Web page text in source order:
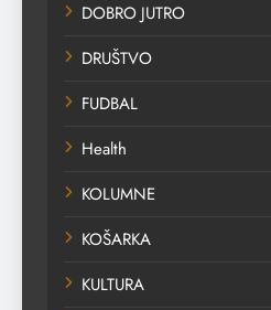
DOBRO JUTRO
DRUŠTVO
FUDBAL
Health
KOLUMNE
KOŠARKA
KULTURA